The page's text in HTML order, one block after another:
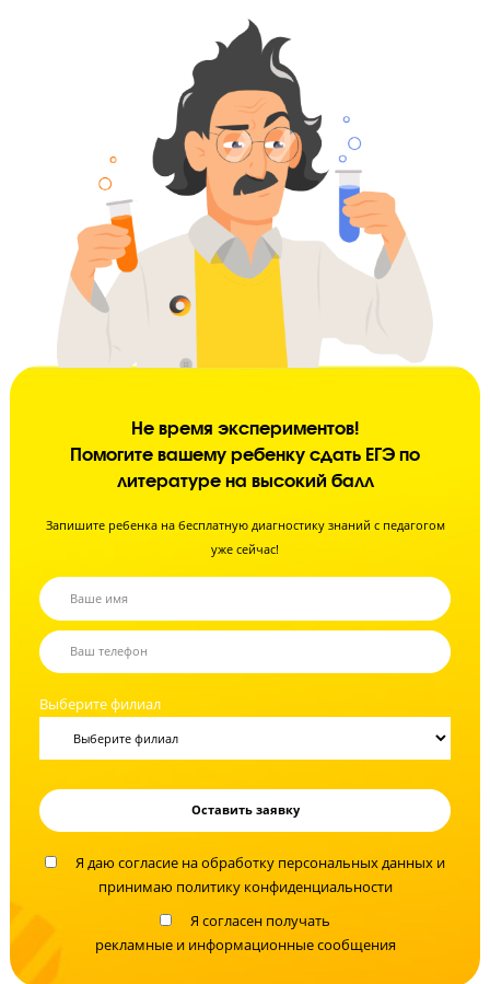
и гореть желанием сдать экзамен как можно лучше.
Психологическая поддержка
Чтобы не потерять баллы из-за нервов на экзамене, ученику
научиться нейтрализовать стресс и справляться с волнением. В
команде с помощью психологов это сделать намного проще.
Контроль успеваемости
Ученик должен усвоить каждую тему на 100%, поэтому мы
контролируем усвоение тем и заданий ЕГЭ, и корректируем
прохождения материала.
Не время экспериментов!
Помогите вашему ребенку сдать ЕГЭ по
литературе на высокий балл
Запишите ребенка на бесплатную диагностику знаний с